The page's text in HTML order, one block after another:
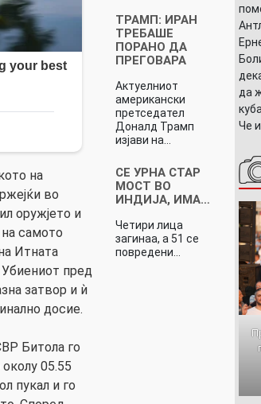
на
во
оружјето и
самото
Итната
пред
затвор и ѝ
досие.
Битола го
05.55
пукал и го
ТРАМП: ИРАН
ТРЕБАШЕ
ПОРАНО ДА
ПРЕГОВАРА
Актуелниот
американски
претседател
Доналд Трамп
изјави на…
СЕ УРНА СТАР
МОСТ ВО
ИНДИЈА, ИМА…
Четири лица
загинаа, а 51 се
повредени…
да
Че